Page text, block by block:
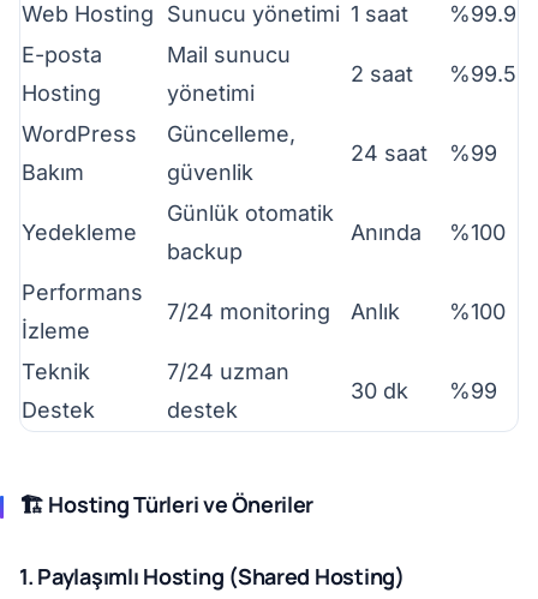
Web Hosting Sunucu yönetimi 1 saat
%99.9
E-posta
Hosting
Mail sunucu
yönetimi
2 saat %99.5
WordPress
Bakım
Güncelleme,
güvenlik
24 saat %99
Yedekleme
Günlük otomatik
backup
Anında %100
Performans
İzleme
7/24 monitoring Anlık %100
Teknik
Destek
7/24 uzman
destek
30 dk %99
🏗️ Hosting Türleri ve Öneriler
1. Paylaşımlı Hosting (Shared Hosting)